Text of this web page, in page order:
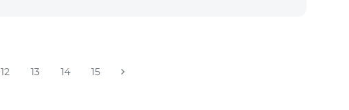
12 13 14 15